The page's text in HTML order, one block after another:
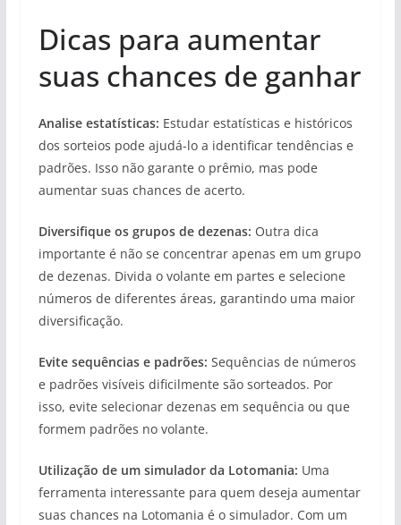
Dicas para aumentar
suas chances de ganhar
Analise estatísticas: Estudar estatísticas e históricos
dos sorteios pode ajudá-lo a identificar tendências e
padrões. Isso não garante o prêmio, mas pode
aumentar suas chances de acerto.
Diversifique os grupos de dezenas: Outra dica
importante é não se concentrar apenas em um grupo
de dezenas. Divida o volante em partes e selecione
números de diferentes áreas, garantindo uma maior
diversificação.
Evite sequências e padrões: Sequências de números
e padrões visíveis dificilmente são sorteados. Por
isso, evite selecionar dezenas em sequência ou que
formem padrões no volante.
Utilização de um simulador da Lotomania: Uma
ferramenta interessante para quem deseja aumentar
suas chances na Lotomania é o simulador. Com um